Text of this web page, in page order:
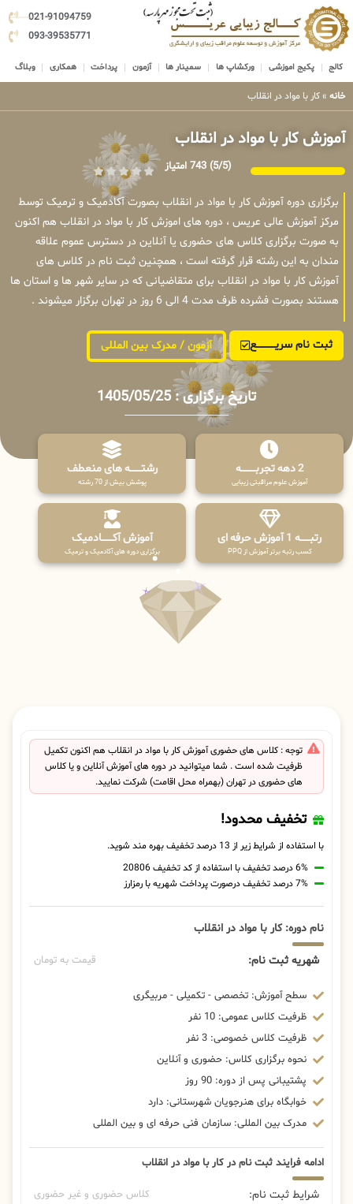
021-91094759
093-39535771
کالج پکیج اموزشی ورکشاپ ها سمینار ها آزمون پرداخت همکاری وبلاگ
خانه » کار با مواد در انقلاب
آموزش کار با مواد در انقلاب
(5/5) 743 امتیاز
برگزاری دوره آموزش کار با مواد در انقلاب بصورت آکادمیک و ترمیک توسط
مرکز آموزش عالی عریس ، دوره های اموزش کار با مواد در انقلاب هم اکنون
به صورت برگزاری کلاس های حضوری یا آنلاین در دسترس عموم علاقه
مندان به این رشته قرار گرفته است ، همچنین ثبت نام در کلاس های
آموزش کار با مواد در انقلاب برای متقاضیانی که در سایر شهر ها و استان ها
هستند بصورت فشرده ظرف مدت 4 الی 6 روز در تهران برگزار میشوند .
ثبت نام سریــــــــــــع آزمون / مدرک بین المللی
تاریخ برگزاری : 1405/05/25
2 دهه تجربـــــــــه
آموزش علوم مراقبتی زیبایی
رشتـــــــه های منعطف
پوشش بیش از 70 رشته
رتبــــــه 1 آموزش حرفه ای
کسب رتبه برتر آموزش از PPQ
آموزش آکـــــــادمیک
برگزاری دوره های آکادمیک و ترمیک
توجه : کلاس های حضوری آموزش کار با مواد در انقلاب هم اکنون تکمیل
ظرفیت شده است . شما میتوانید در دوره های آموزش آنلاین و یا کلاس
های حضوری در تهران (بهمراه محل اقامت) شرکت نمایید.
تخفیف محدود!
با استفاده از شرایط زیر از 13 درصد تخفیف بهره مند شوید.
6% درصد تخفیف با استفاده از کد تخفیف 20806
7% درصد تخفیف درصورت پرداخت شهریه با رمزارز
نام دوره: کار با مواد در انقلاب
شهریه ثبت نام: قیمت به تومان
سطح آموزش: تخصصی - تکمیلی - مربیگری
ظرفیت کلاس عمومی: 10 نفر
ظرفیت کلاس خصوصی: 3 نفر
نحوه برگزاری کلاس: حضوری و آنلاین
پشتیبانی پس از دوره: 90 روز
خوابگاه برای هنرجویان شهرستانی: دارد
مدرک بین المللی: سازمان فنی حرفه ای و بین المللی
ادامه فرایند ثبت نام در کار با مواد در انقلاب
شرایط ثبت نام: کلاس حضوری و غیر حضوری